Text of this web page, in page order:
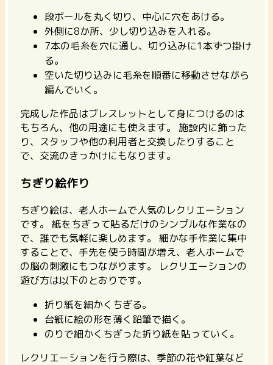
段ボールを丸く切り、中心に穴をあける。
外側に8か所、少し切り込みを入れる。
7本の毛糸を穴に通し、切り込みに1本ずつ掛け
る。
空いた切り込みに毛糸を順番に移動させながら
編んでいく。
完成した作品はブレスレットとして身につけるのは
もちろん、他の用途にも使えます。 施設内に飾った
り、スタッフや他の利用者と交換したりすること
で、交流のきっかけにもなります。
ちぎり絵作り
ちぎり絵は、老人ホームで人気のレクリエーション
です。
紙をちぎって貼るだけのシンプルな作業なの
で、誰でも気軽に楽しめます。 細かな手作業に集中
することで、手先を使う時間が増え、老人ホームで
の脳の刺激にもつながります。 レクリエーションの
遊び方は以下のとおりです。
折り紙を細かくちぎる。
台紙に絵の形を薄く鉛筆で描く。
のりで細かくちぎった折り紙を貼っていく。
レクリエーションを行う際は、季節の花や紅葉など